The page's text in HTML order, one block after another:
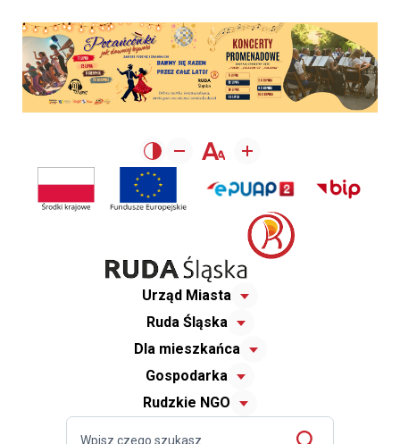
Urząd Miasta
Ruda Śląska
Dla mieszkańca
Gospodarka
Rudzkie NGO